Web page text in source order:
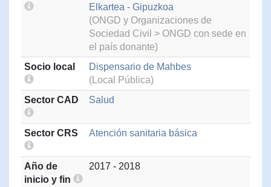
Elkartea - Gipuzkoa
(ONGD y Organizaciones de
Sociedad Civil > ONGD con sede en
el país donante)
Socio local
Dispensario de Mahbes
(Local Pública)
Sector CAD
Salud
Sector CRS Atención sanitaria básica
Año de
inicio y fin
2017 - 2018